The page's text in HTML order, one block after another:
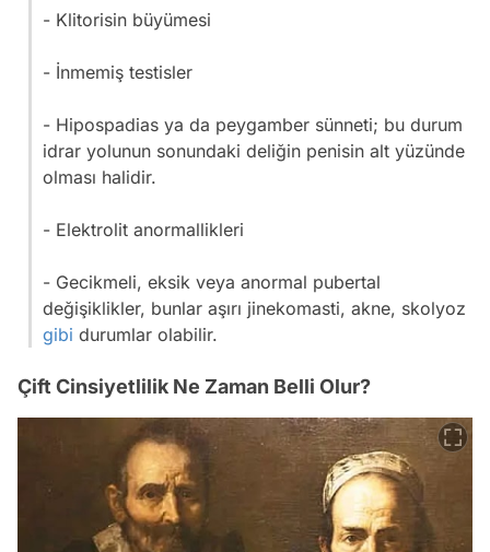
- Klitorisin büyümesi
- İnmemiş testisler
- Hipospadias ya da peygamber sünneti; bu durum
idrar yolunun sonundaki deliğin penisin alt yüzünde
olması halidir.
- Elektrolit anormallikleri
- Gecikmeli, eksik veya anormal pubertal
değişiklikler, bunlar aşırı jinekomasti, akne, skolyoz
gibi durumlar olabilir.
Çift Cinsiyetlilik Ne Zaman Belli Olur?